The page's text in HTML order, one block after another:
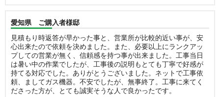
愛知県 ご購入者様邸
見積もり時返答が早かった事と、営業所が比較的近い事が、安
心出来たので依頼を決めました。また、必要以上にランクアッ
プしての営業が無く、信頼感を持つ事が出来ました。工事当日
は暑い中の作業でしたが、工事後の説明もとても丁寧で好感が
持てる対応でした。ありがとうございました。ネットで工事依
頼、ましてガス機器。不安でしたが、無事終了。工事に来てく
ださった方が、とても誠実そうな人で良かったです。